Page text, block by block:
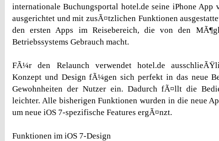
internationale Buchungsportal hotel.de seine iPhone App
ausgerichtet und mit zusÃ¤tzlichen Funktionen
den ersten Apps im Reisebereich, die von den
Betriebssystems Gebrauch macht.
FÃ¼r den Relaunch verwendet hotel.de
Konzept und Design fÃ¼gen sich perfekt in das neue
Gewohnheiten der Nutzer ein. Dadurch fÃ¤llt die
leichter. Alle bisherigen Funktionen wurden in die neue
um neue iOS 7-spezifische Features ergÃ¤nzt.
Funktionen im iOS 7-Design